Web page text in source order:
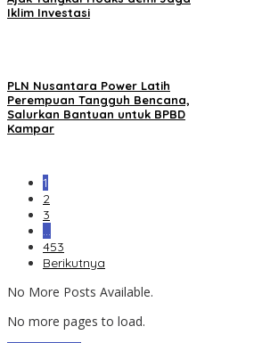
Iklim Investasi
PLN Nusantara Power Latih
Perempuan Tangguh Bencana,
Salurkan Bantuan untuk BPBD
Kampar
1
2
3
…
453
Berikutnya
No More Posts Available.
No more pages to load.